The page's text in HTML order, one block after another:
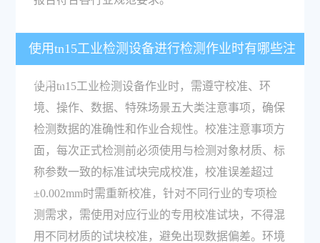
使用tn15工业检测设备进行检测作业时有哪些注
意事项？
使用tn15工业检测设备作业时，需遵守校准、环
境、操作、数据、特殊场景五大类注意事项，确保
检测数据的准确性和作业合规性。校准注意事项方
面，每次正式检测前必须使用与检测对象材质、标
称参数一致的标准试块完成校准，校准误差超过
±0.002mm时需重新校准，针对不同行业的专项检
测需求，需使用对应行业的专用校准试块，不得混
用不同材质的试块校准，避免出现数据偏差。环境